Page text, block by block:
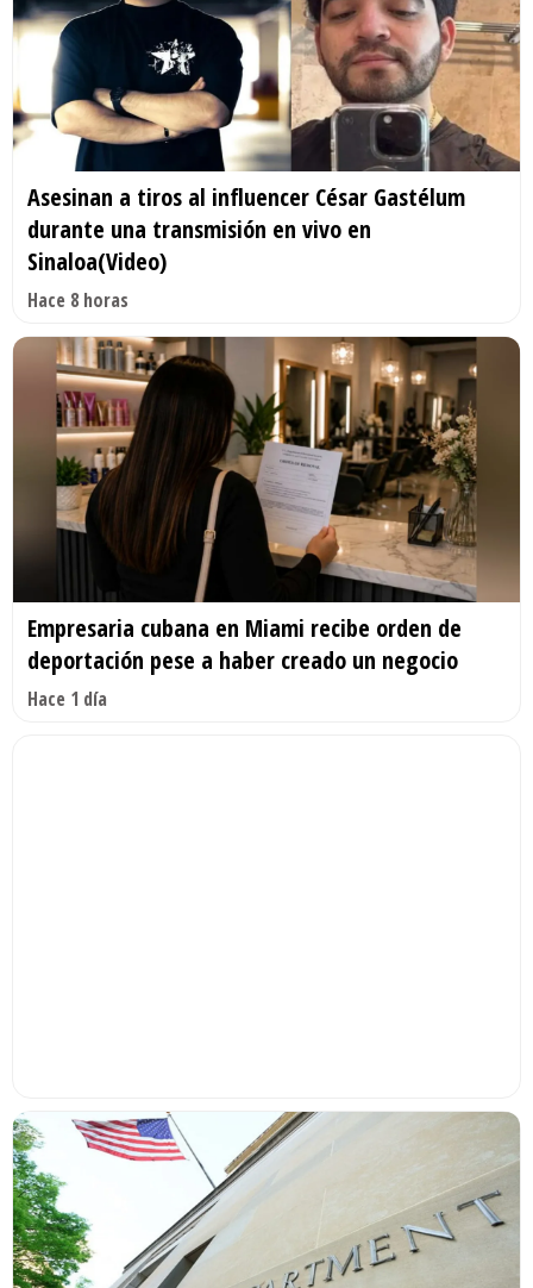
Asesinan a tiros al influencer César Gastélum
durante una transmisión en vivo en
Sinaloa(Video)
Hace 8 horas
Empresaria cubana en Miami recibe orden de
deportación pese a haber creado un negocio
Hace 1 día